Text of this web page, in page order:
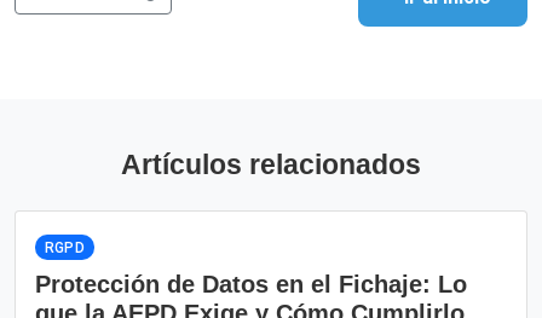
Artículos relacionados
RGPD
Protección de Datos en el Fichaje: Lo